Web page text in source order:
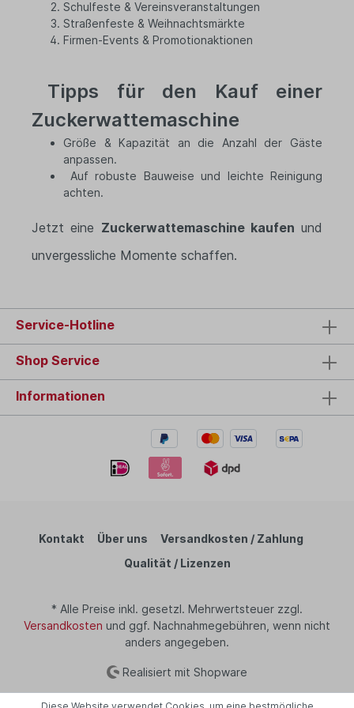
Schulfeste & Vereinsveranstaltungen
Straßenfeste & Weihnachtsmärkte
Firmen-Events & Promotionaktionen
Tipps für den Kauf einer
Zuckerwattemaschine
Größe & Kapazität an die Anzahl der Gäste
anpassen.
Auf robuste Bauweise und leichte Reinigung
achten.
Jetzt eine Zuckerwattemaschine kaufen und
unvergessliche Momente schaffen.
Service-Hotline
Shop Service
Informationen
Kontakt Über uns
Versandkosten / Zahlung
Qualität / Lizenzen
* Alle Preise inkl. gesetzl. Mehrwertsteuer zzgl.
Versandkosten und ggf. Nachnahmegebühren, wenn nicht
anders angegeben.
Realisiert mit Shopware